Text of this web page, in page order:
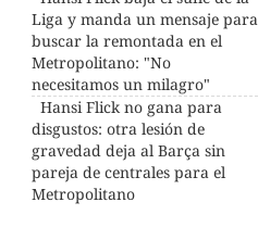
Liga y manda un mensaje para
buscar la remontada en el
Metropolitano: "No
necesitamos un milagro"
Hansi Flick no gana para
disgustos: otra lesión de
gravedad deja al Barça sin
pareja de centrales para el
Metropolitano